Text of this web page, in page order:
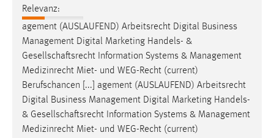
Relevanz:
agement (AUSLAUFEND) Arbeitsrecht Digital Business
Management Digital Marketing Handels- &
Gesellschaftsrecht Information Systems & Management
Medizinrecht Miet- und WEG-Recht (current)
Berufschancen [...] agement (AUSLAUFEND) Arbeitsrecht
Digital Business Management Digital Marketing Handels-
& Gesellschaftsrecht Information Systems & Management
Medizinrecht Miet- und WEG-Recht (current)